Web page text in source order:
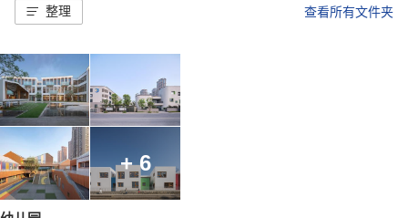
整理 查看所有文件夹
+ 6